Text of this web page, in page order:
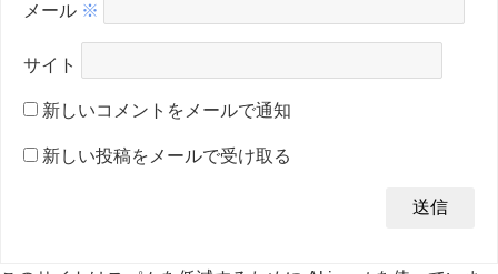
メール ※
サイト
新しいコメントをメールで通知
新しい投稿をメールで受け取る